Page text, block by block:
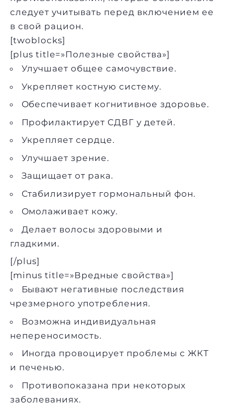
следует учитывать перед включением ее
в свой рацион.
[twoblocks]
[plus title=»Полезные свойства»]
Улучшает общее самочувствие.
Укрепляет костную систему.
Обеспечивает когнитивное здоровье.
Профилактирует СДВГ у детей.
Укрепляет сердце.
Улучшает зрение.
Защищает от рака.
Стабилизирует гормональный фон.
Омолаживает кожу.
Делает волосы здоровыми и
гладкими.
[/plus]
[minus title=»Вредные свойства»]
Бывают негативные последствия
чрезмерного употребления.
Возможна индивидуальная
непереносимость.
Иногда провоцирует проблемы с ЖКТ
и печенью.
Противопоказана при некоторых
заболеваниях.